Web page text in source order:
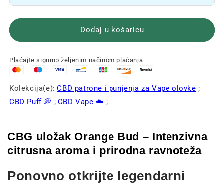
Dodaj u košaricu
Plaćajte sigurno željenim načinom plaćanja
Kolekcija(e):CBD patrone i punjenja za Vape olovke ;
CBD Puff 💭 ; CBD Vape ☁️ ;
CBG uložak Orange Bud – Intenzivna
citrusna aroma i prirodna ravnoteža
Ponovno otkrijte legendarni